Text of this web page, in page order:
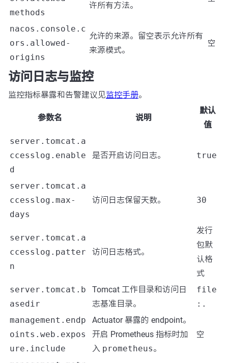
methods
许所有方法。
nacos.console.c
ors.allowed-
origins
允许的来源。留空表示允许所有
来源模式。
空
访问日志与监控
监控指标暴露和告警建议见监控手册。
参数名 说明
默认
值
server.tomcat.a
ccesslog.enable
d
是否开启访问日志。 true
server.tomcat.a
ccesslog.max-
days
访问日志保留天数。 30
server.tomcat.a
ccesslog.patter
n
访问日志格式。
发行
包默
认格
式
server.tomcat.b
asedir
Tomcat 工作目录和访问日
志基准目录。
file
:.
management.endp
oints.web.expos
ure.include
Actuator 暴露的 endpoint。
开启 Prometheus 指标时加
入 prometheus。
空